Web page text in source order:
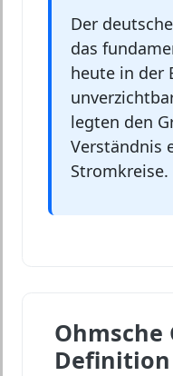
Der
das
heute in der
legten den
Verständnis
Stromkreise.
Ohmsche